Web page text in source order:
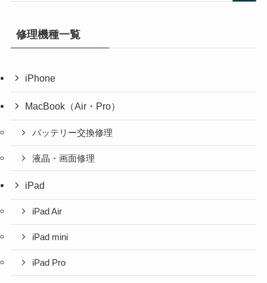
修理機種一覧
iPhone
MacBook（Air・Pro）
バッテリー交換修理
液晶・画面修理
iPad
iPad Air
iPad mini
iPad Pro